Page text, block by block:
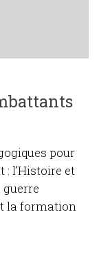
pour
: l’Histoire et
la formation